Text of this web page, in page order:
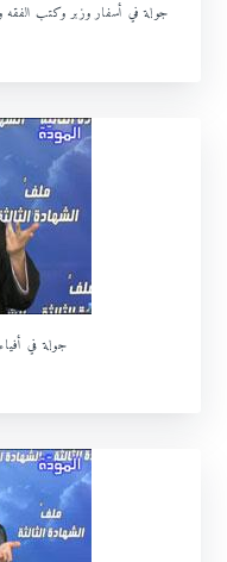
جولة في أسفار وزبر وكتب الفقه
جولة في